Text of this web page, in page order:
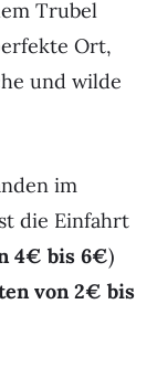
Trubel
Ort,
und wilde
im
die Einfahrt
4€ bis 6€)
von 2€ bis